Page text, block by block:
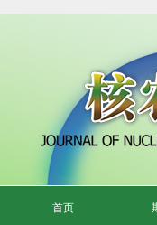
首页